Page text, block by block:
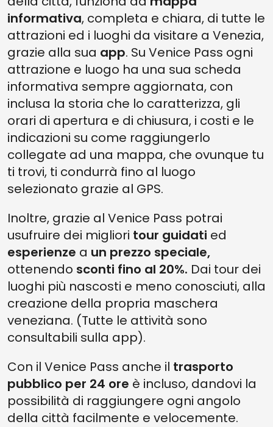
informativa, completa e chiara, di tutte le
attrazioni ed i luoghi da visitare a Venezia,
grazie alla sua app. Su Venice Pass ogni
attrazione e luogo ha una sua scheda
informativa sempre aggiornata, con
inclusa la storia che lo caratterizza, gli
orari di apertura e di chiusura, i costi e le
indicazioni su come raggiungerlo
collegate ad una mappa, che ovunque tu
ti trovi, ti condurrà fino al luogo
selezionato grazie al GPS.
Inoltre, grazie al Venice Pass potrai
usufruire dei migliori tour guidati ed
esperienze a un prezzo speciale,
ottenendo sconti fino al 20%. Dai tour dei
luoghi più nascosti e meno conosciuti, alla
creazione della propria maschera
veneziana. (Tutte le attività sono
consultabili sulla app).
Con il Venice Pass anche il trasporto
pubblico per 24 ore è incluso, dandovi la
possibilità di raggiungere ogni angolo
della città facilmente e velocemente.